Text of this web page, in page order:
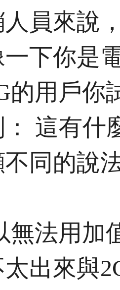
員來說
下你是
的用戶你
： 這有什
同的說
無法用加
出來與